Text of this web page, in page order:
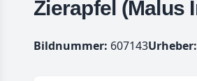
Zierapfel (Malus
Bildnummer: 607143Urheber: